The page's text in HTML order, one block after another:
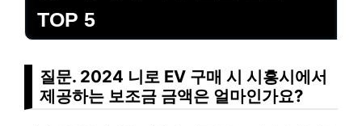
TOP 5
질문. 2024 니로 EV 구매 시 시흥시에서
제공하는 보조금 금액은 얼마인가요?